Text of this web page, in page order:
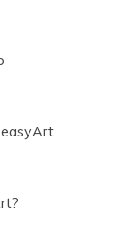
easyArt